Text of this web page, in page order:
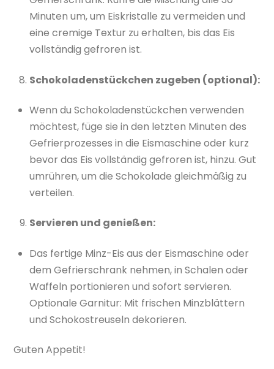
Minuten um, um Eiskristalle zu vermeiden und
eine cremige Textur zu erhalten, bis das Eis
vollständig gefroren ist.
Schokoladenstückchen zugeben (optional):
Wenn du Schokoladenstückchen verwenden
möchtest, füge sie in den letzten Minuten des
Gefrierprozesses in die Eismaschine oder kurz
bevor das Eis vollständig gefroren ist, hinzu. Gut
umrühren, um die Schokolade gleichmäßig zu
verteilen.
Servieren und genießen:
Das fertige Minz-Eis aus der Eismaschine oder
dem Gefrierschrank nehmen, in Schalen oder
Waffeln portionieren und sofort servieren.
Optionale Garnitur: Mit frischen Minzblättern
und Schokostreuseln dekorieren.
Guten Appetit!